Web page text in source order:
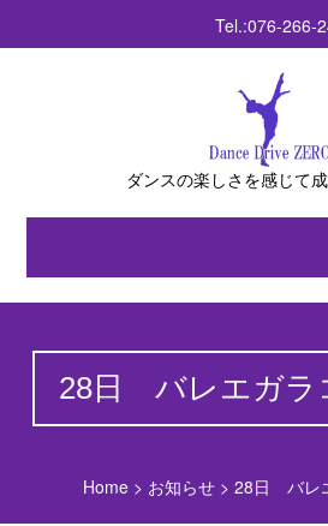
Tel.:076-266-
ダンスの楽しさを感じて
28日 バレエガラ
Home> お知らせ> 28日 バレ